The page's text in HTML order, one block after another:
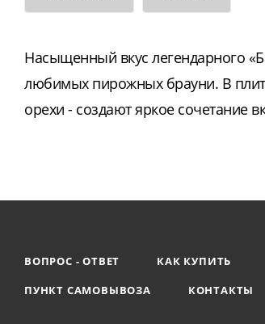
Насыщенный вкус легендарного
любимых пирожных брауни. В
орехи - создают яркое сочетание
ВОПРОС - ОТВЕТ КАК КУПИТЬ
ПУНКТ САМОВЫВОЗА
КОНТАКТЫ